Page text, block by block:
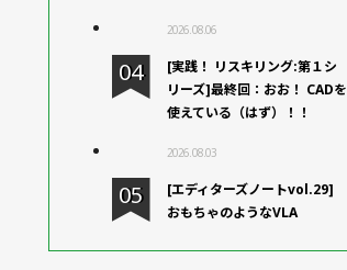
2026.08.06
[実践！ リスキリング:第１シ
リーズ]最終回：おお！ CADを
使えている（はず）！！
2026.08.03
[エディターズノートvol.29]
おもちゃのようなVLA